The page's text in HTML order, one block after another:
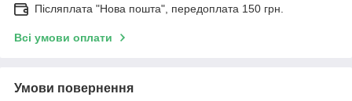
Післяплата "Нова пошта", передоплата 150 грн.
Всі умови оплати
Умови повернення